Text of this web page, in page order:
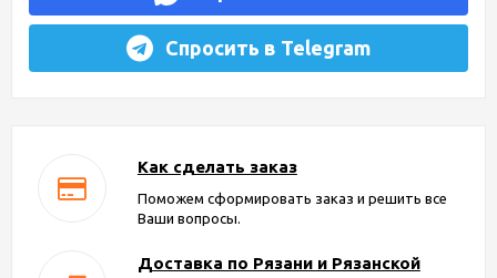
Спросить в Telegram
Как сделать заказ
Поможем сформировать заказ и решить все
Ваши вопросы.
Доставка по Рязани и Рязанской